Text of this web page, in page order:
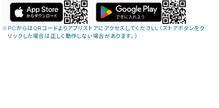
※PCからはQRコードよりアプリストアにアクセスしてください。（ストアボタンをク
リックした場合は正しく動作しない場合があります。）